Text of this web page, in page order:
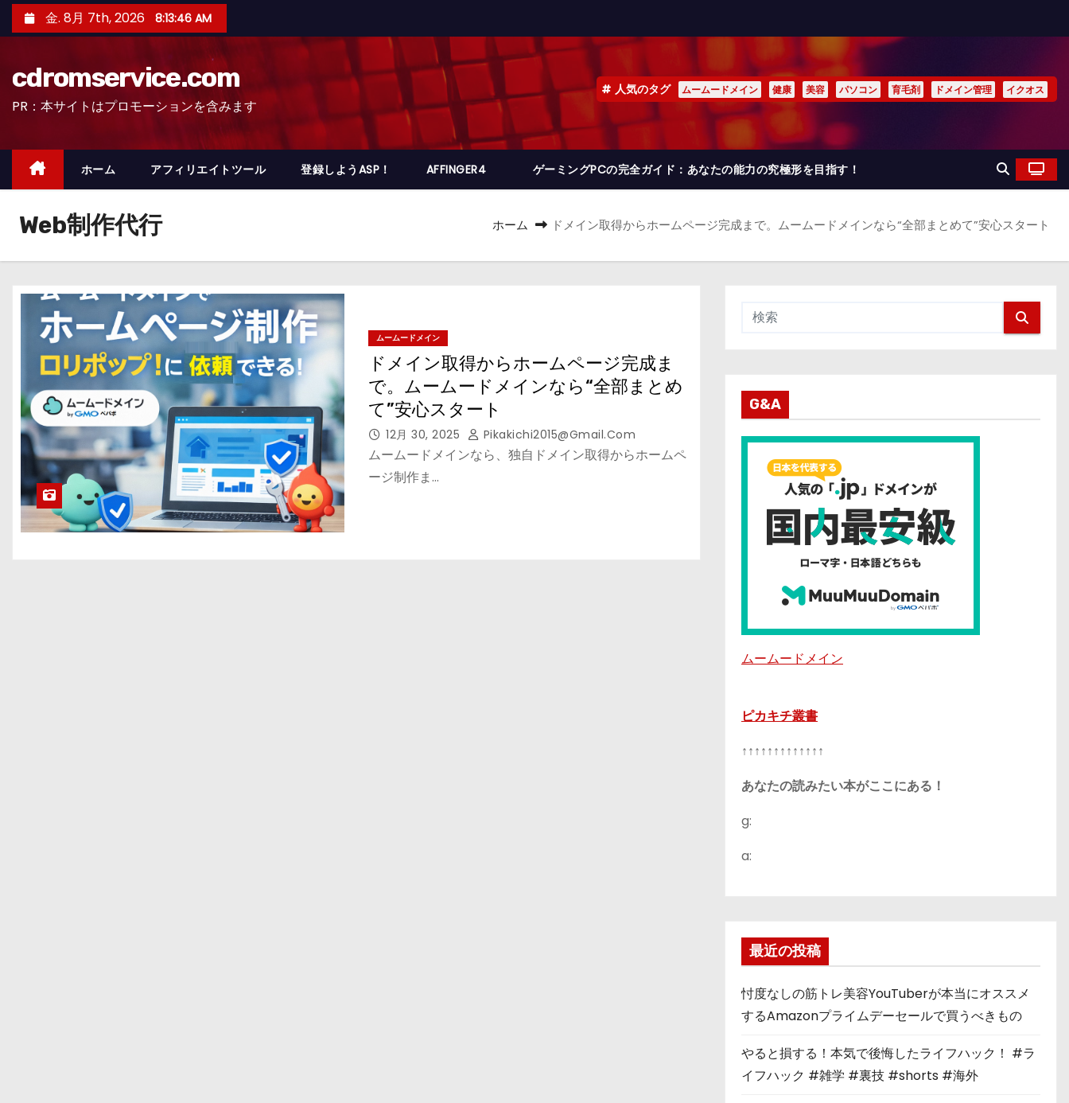
ン
ッ
金. 8月 7th, 2026 8:13:47 AM
cdromservice.com
PR：本サイトはプロモーションを含みます
人気のタグ ムームードメイン 健康 美容 パソコン 育毛剤 ドメイン管理 イクオス
ホーム アフィリエイトツール 登録しようASP！ AFFINGER4 ゲーミングPCの完全ガイド：あなたの能力の究極形を目指す！
Web制作代行 ホーム ドメイン取得からホームページ完成まで。ムームードメインなら“全部まとめて”安心スタート
ムームードメイン
ドメイン取得からホームページ完成ま
で。ムームードメインなら“全部まとめ
て”安心スタート
12月 30, 2025 Pikakichi2015@gmail.com
ムームードメインなら、独自ドメイン取得からホームペ
ージ制作ま…
G&A
ムームードメイン
ピカキチ叢書
↑↑↑↑↑↑↑↑↑↑↑↑↑
あなたの読みたい本がここにある！
g:
a:
最近の投稿
忖度なしの筋トレ美容YouTuberが本当にオススメ
するAmazonプライムデーセールで買うべきもの
やると損する！本気で後悔したライフハック！ #ラ
イフハック #雑学 #裏技 #shorts #海外